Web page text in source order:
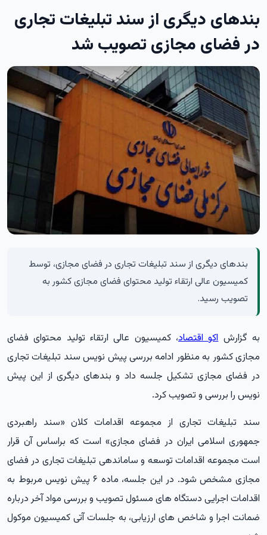
بندهای دیگری از سند تبلیغات تجاری
در فضای مجازی تصویب شد
بندهای دیگری از سند تبلیغات تجاری در فضای مجازی، توسط
کمیسیون عالی ارتقاء تولید محتوای فضای مجازی کشور به
تصویب رسید.
به گزارشاکو اقتصاد، کمیسیون عالی ارتقاء تولید محتوای فضای
مجازی کشور به منظور ادامه بررسی پیش نویس سند تبلیغات تجاری
در فضای مجازی تشکیل جلسه داد و بندهای دیگری از این پیش
نویس را بررسی و تصویب کرد.
سند تبلیغات تجاری از مجموعه اقدامات کلان «سند راهبردی
جمهوری اسلامی ایران در فضای مجازی» است که براساس آن قرار
است مجموعه اقدامات توسعه و ساماندهی تبلیغات تجاری در فضای
مجازی مشخص شود. در این جلسه، ماده ۶ پیش نویس مربوط به
اقدامات اجرایی دستگاه های مسئول تصویب و بررسی مواد آخر درباره
ضمانت اجرا و شاخص های ارزیابی، به جلسات آتی کمیسیون موکول